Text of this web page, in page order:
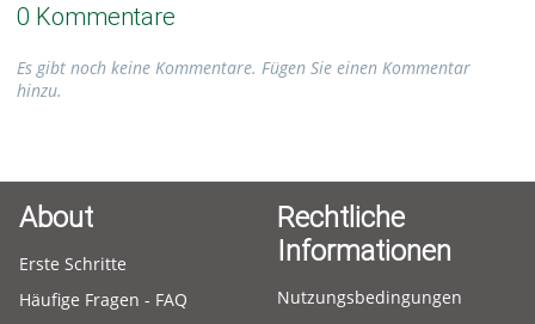
0 Kommentare
Es gibt noch keine Kommentare. Fügen Sie einen Kommentar
hinzu.
About
Erste Schritte
Häufige Fragen - FAQ
Rechtliche
Informationen
Nutzungsbedingungen